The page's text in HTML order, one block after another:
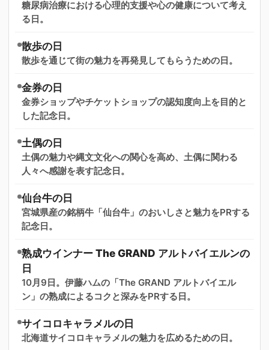
糖尿病治療における心理的支援や心の健康について考え
る日。
散歩の日
散歩を通じて街の魅力を再発見してもらうための日。
金券の日
金券ショップやチケットショップの認知度向上を目的と
した記念日。
土偶の日
土偶の魅力や縄文文化への関心を高め、土偶に関わる
人々へ感謝を表す記念日。
仙台牛の日
宮城県産の銘柄牛「仙台牛」のおいしさと魅力をPRする
記念日。
熟成ウインナー The GRAND アルトバイエルンの
日
10月9日。伊藤ハムの「The GRAND アルトバイエル
ン」の熟成によるコクと深みをPRする日。
サイコロキャラメルの日
北海道サイコロキャラメルの魅力を広めるための日。